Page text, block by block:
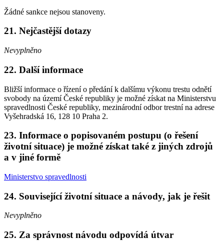
Žádné sankce nejsou stanoveny.
21. Nejčastější dotazy
Nevyplněno
22. Další informace
Bližší informace o řízení o předání k dalšímu výkonu trestu odnětí
svobody na území České republiky je možné získat na Ministerstvu
spravedlnosti České republiky, mezinárodní odbor trestní na adrese
Vyšehradská 16, 128 10 Praha 2.
23. Informace o popisovaném postupu (o řešení
životní situace) je možné získat také z jiných zdrojů
a v jiné formě
Ministerstvo spravedlnosti
24. Související životní situace a návody, jak je řešit
Nevyplněno
25. Za správnost návodu odpovídá útvar